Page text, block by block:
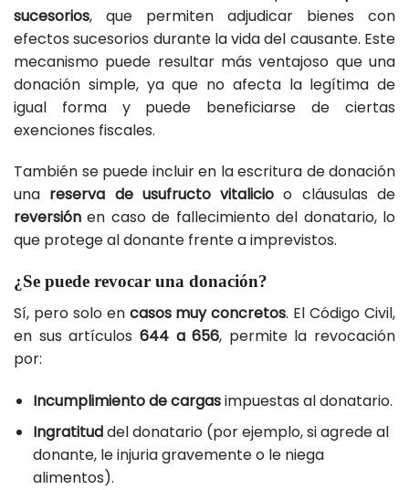
sucesorios, que permiten adjudicar bienes con
efectos sucesorios durante la vida del causante. Este
mecanismo puede resultar más ventajoso que una
donación simple, ya que no afecta la legítima de
igual forma y puede beneficiarse de ciertas
exenciones fiscales.
También se puede incluir en la escritura de donación
una reserva de usufructo vitalicio o cláusulas de
reversión en caso de fallecimiento del donatario, lo
que protege al donante frente a imprevistos.
¿Se puede revocar una donación?
Sí, pero solo en casos muy concretos. El Código Civil,
en sus artículos 644 a 656, permite la revocación
por:
Incumplimiento de cargasimpuestas al donatario.
Ingratituddel donatario (por ejemplo, si agrede al
donante, le injuria gravemente o le niega
alimentos).